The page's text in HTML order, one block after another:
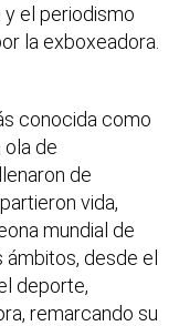
el periodismo
la exboxeadora.
conocida como
ola de
de
vida,
mundial de
ámbitos, desde el
deporte,
remarcando su